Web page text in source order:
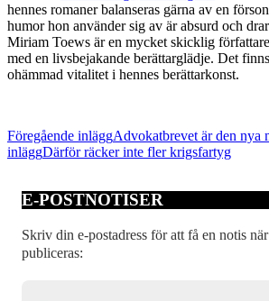
hennes romaner balanseras gärna av en
humor hon använder sig av är absurd och
Miriam Toews är en mycket skicklig
med en livsbejakande berättarglädje. Det
ohämmad vitalitet i hennes berättarkonst.
Inläggsnavigering
Föregående inläggAdvokatbrevet är den nya
inläggDärför räcker inte fler krigsfartyg
E-POSTNOTISER
Skriv din e-postadress för att få en notis
publiceras: